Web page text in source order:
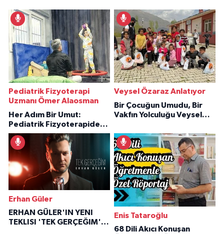
Pediatrik Fizyoterapi
Uzmanı Ömer Alaosman
Her Adım Bir Umut:
Pediatrik Fizyoterapiden
İlham Veren Hikâyeler
Veysel Özaraz Anlatıyor
Bir Çocuğun Umudu, Bir
Vakfın Yolculuğu Veysel
Erhan Güler
ERHAN GÜLER'IN YENI
TEKLISI 'TEK GERÇEĞIM'LE
Enis Tataroğlu
68 Dili Akıcı Konuşan